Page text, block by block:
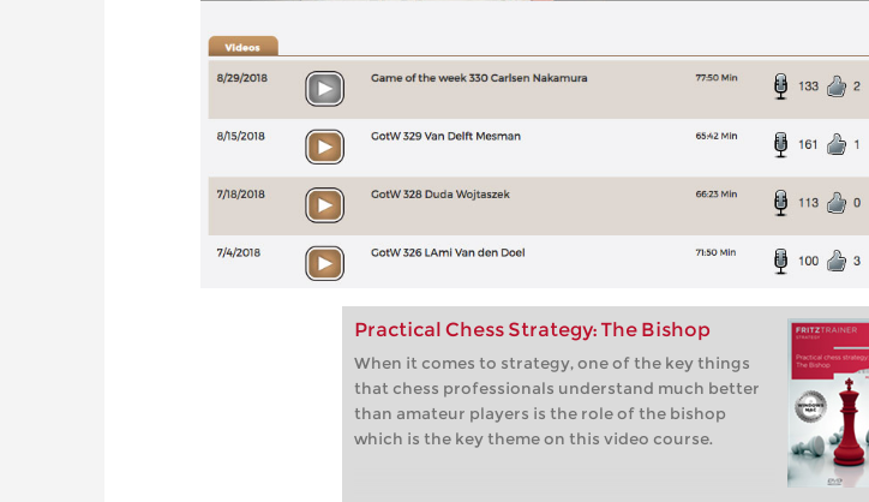
Practical Chess Strategy: The Bishop
When it comes to strategy, one of the key things
that chess professionals understand much better
than amateur players is the role of the bishop
which is the key theme on this video course.